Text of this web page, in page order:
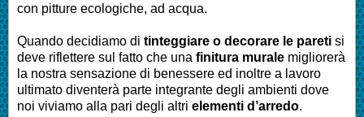
con pitture ecologiche, ad acqua.
Quando decidiamo di tinteggiare o decorare le pareti si
deve riflettere sul fatto che una finitura murale migliorerà
la nostra sensazione di benessere ed inoltre a lavoro
ultimato diventerà parte integrante degli ambienti dove
noi viviamo alla pari degli altri elementi d’arredo.